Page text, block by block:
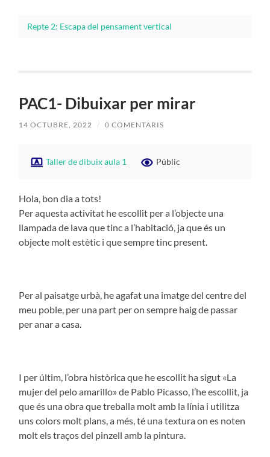
Repte 2: Escapa del pensament vertical
PAC1- Dibuixar per mirar
14 OCTUBRE, 2022 / 0 COMENTARIS
Taller de dibuix aula 1 Públic
Hola, bon dia a tots!
Per aquesta activitat he escollit per a l’objecte una
llampada de lava que tinc a l’habitació, ja que és un
objecte molt estètic i que sempre tinc present.
Per al paisatge urbà, he agafat una imatge del centre del
meu poble, per una part per on sempre haig de passar
per anar a casa.
I per últim, l’obra històrica que he escollit ha sigut «La
mujer del pelo amarillo» de Pablo Picasso, l’he escollit, ja
que és una obra que treballa molt amb la línia i utilitza
uns colors molt plans, a més, té una textura on es noten
molt els traços del pinzell amb la pintura.